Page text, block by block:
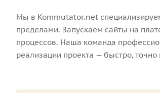
Мы в Kommutator.net
пределами. Запускаем сайты на
процессов. Наша команда
реализации проекта — быстро,